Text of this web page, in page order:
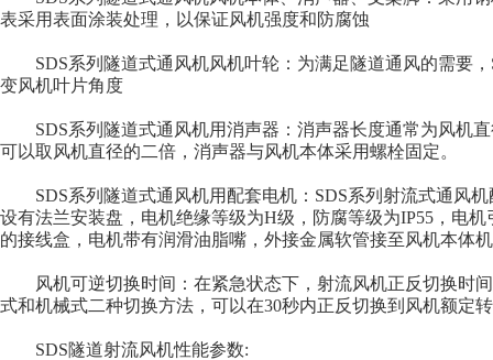
表采用表面涂装处理，以保证风机强度和防腐蚀
SDS系列隧道式通风机风机叶轮：为满足隧道通风的需要，
变风机叶片角度
SDS系列隧道式通风机用消声器：消声器长度通常为风机直
可以取风机直径的二倍，消声器与风机本体采用螺栓固定。
SDS系列隧道式通风机用配套电机：SDS系列射流式通风机
设有法兰安装盘，电机绝缘等级为H级，防腐等级为IP55，电
的接线盒，电机带有润滑油脂嘴，外接金属软管接至风机本体
风机可逆切换时间：在紧急状态下，射流风机正反切换时间
式和机械式二种切换方法，可以在30秒内正反切换到风机额定
SDS隧道射流风机性能参数: